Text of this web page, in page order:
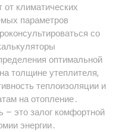
климатических
параметров
со
оптимальной
толщине утеплителя,
теплоизоляции и
на отопление․
– это залог комфортной
энергии․